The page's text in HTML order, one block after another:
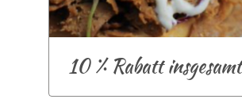
10 % Rabatt insgesamt